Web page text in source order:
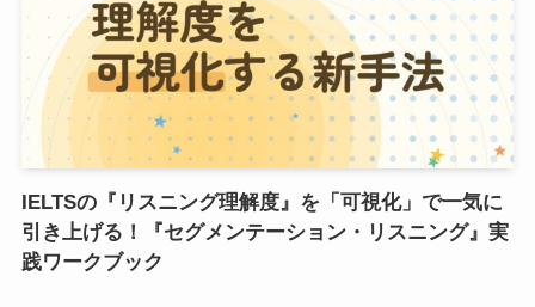
IELTSの『リスニング理解度』を「可視化」で一気に
引き上げる！『セグメンテーション・リスニング』実
践ワークブック